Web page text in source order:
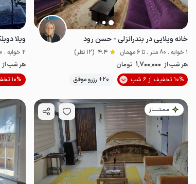
خانه ویلایی در بندرانزلی - حسن رود
1 خوابه . 80 متر . تا 6 مهمان 4.4 (12 نظر)
هر شب از 1٬700٬000 تومان
10% تخفیف از 6 شب
20+ رزرو موفق
ویلا
2 خوابه . 80 متر . تا 6 مهمان
هر شب از
10% تخفیف از 7 شب
مـمـتــــــاز